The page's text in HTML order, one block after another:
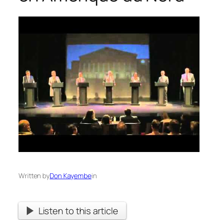
Written byDon Kayembein
Listen to this article